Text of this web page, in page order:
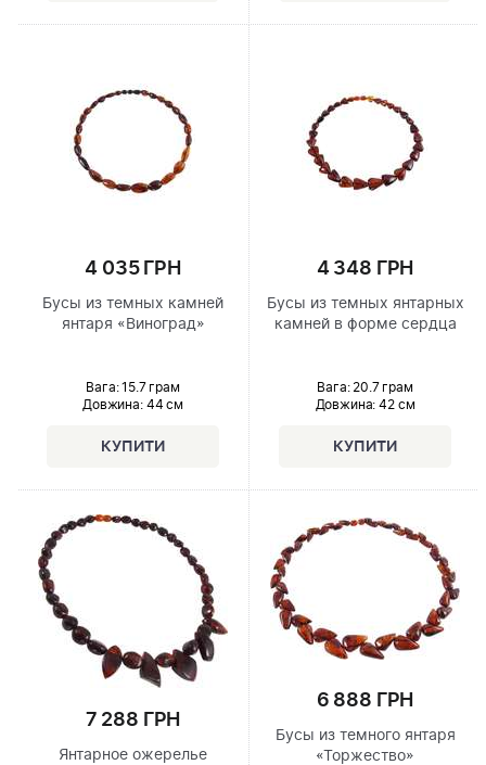
4 035 ГРН
Бусы из темных камней
янтаря «Виноград»
Вага: 15.7 грам
Довжина:44 см
4 348 ГРН
Бусы из темных янтарных
камней в форме сердца
Вага: 20.7 грам
Довжина: 42 см
7 288 ГРН
Янтарное ожерелье
6 888 ГРН
Бусы из темного янтаря
«Торжество»